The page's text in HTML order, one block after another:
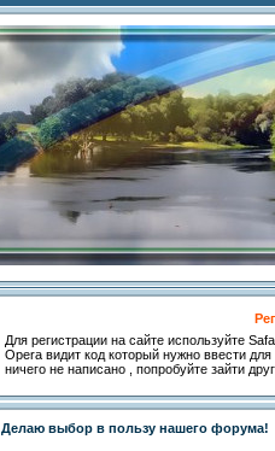
Для регистрации на сайте используйте
Opera видит код который нужно ввести
ничего не написано , попробуйте зайти
Делаю выбор в пользу нашего форума!